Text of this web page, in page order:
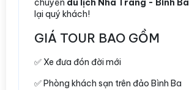
chuyến du lịch Nha Trang - Bình Ba
lại quý khách!
GIÁ TOUR BAO GỒM
✅ Xe đưa đón đời mới
✅ Phòng khách sạn trên đảo Bình Ba